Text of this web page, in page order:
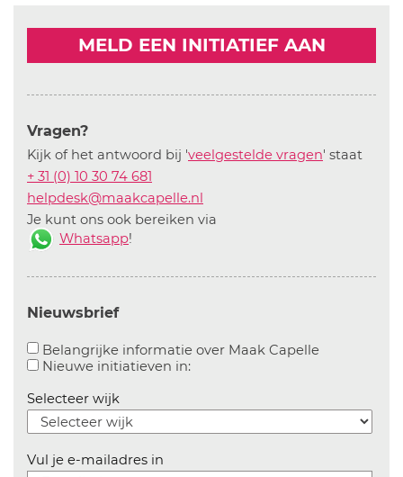
MELD EEN INITIATIEF AAN
Vragen?
Kijk of het antwoord bij 'veelgestelde vragen' staat
+ 31 (0) 10 30 74 681
helpdesk@maakcapelle.nl
Je kunt ons ook bereiken via
Whatsapp!
Nieuwsbrief
Belangrijke informatie over Maak CapelleAanvinken
Nieuwe initiatieven in:Aanvinken om informatie over
Selecteer wijk
Vul je e-mailadres in